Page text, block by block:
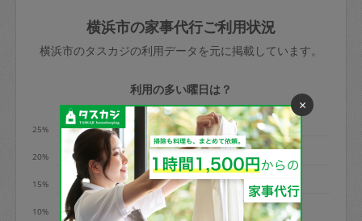
依頼者不在による当日キャンセル＝依頼
金額の100%＋交通費全額
※例：依頼日時／土曜日午前9時開始の場
合、水曜日午前9時以降はキャンセル料が
発生
水曜日9時〜金曜日9時まで＝依頼料金の
50%
金曜日9時～土曜日8時まで＝依頼金額の
100%
きた場合は損害保険の対象外となるので
ご注意ください。
玉、など
あわせてこちらも参照ください：初めて
はありますか？
横浜市の家事代行ご利用状況
横浜市のタスカジの利用データを元に掲載しています。
利用の多い曜日は？
10%
15%
20%
25%
×